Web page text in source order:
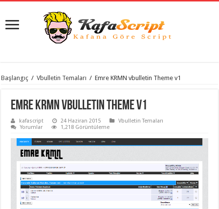
istanbul
taşımacılık ,
organizasyon,
gaziantep
evden
taşımacılık,
taşımacılık,
gaziantep
taşımacılık,
Başlangıç / Vbulletin Temaları / Emre KRMN vbulletin Theme v1
Emre KRMN vbulletin Theme v1
kafascript 24 Haziran 2015
Vbulletin Temaları
Yorumlar
1,218 Görüntüleme